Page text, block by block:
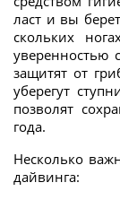
ласт и вы
скольких
уверенностью
защитят от
уберегут
позволят
года.
Несколько
дайвинга: